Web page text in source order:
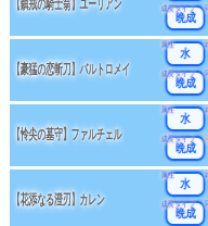
【鎮戒の騎士翁】ユーリアン 成長タイプ
晩成
【豪猛の恋斬刀】バルトロメイ
属性
水
成長タイプ
晩成
【怜尖の墓守】ファルチェル
属性
水
成長タイプ
晩成
【花添なる澄刃】カレン
属性
水
成長タイプ
晩成